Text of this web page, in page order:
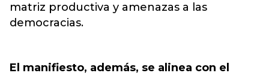
matriz productiva y amenazas a las
democracias.
El manifiesto, además, se alinea con el